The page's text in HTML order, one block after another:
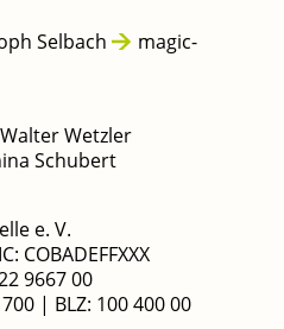
Selbach
magic-
Wetzler
Schubert
e. V.
COBADEFFXXX
9667 00
| BLZ: 100 400 00